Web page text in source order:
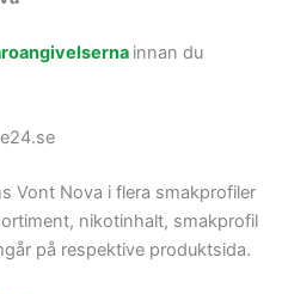
innan du
Vont Nova i flera smakprofiler
nikotinhalt, smakprofil
på respektive produktsida.